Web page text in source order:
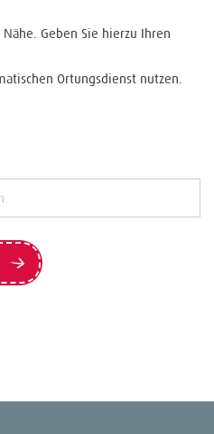
Geben Sie hierzu Ihren
Ortungsdienst nutzen.